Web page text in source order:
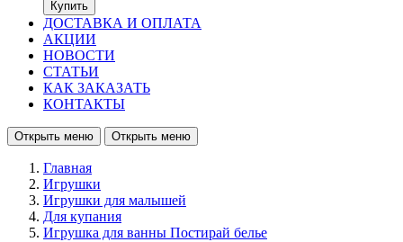
ДОСТАВКА И ОПЛАТА
АКЦИИ
НОВОСТИ
СТАТЬИ
КАК ЗАКАЗАТЬ
КОНТАКТЫ
Открыть меню Открыть меню
Главная
Игрушки
Игрушки для малышей
Для купания
Игрушка для ванны Постирай белье